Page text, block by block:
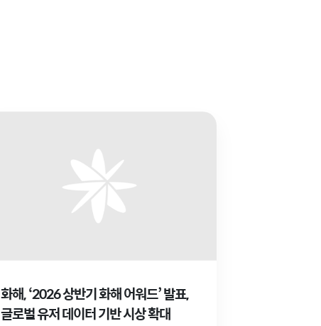
화해, ‘2026 상반기 화해 어워드’ 발표,
글로벌 유저 데이터 기반 시상 확대